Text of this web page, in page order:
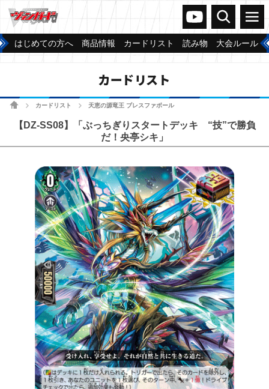
ヴァンガードch
検索 メニュー
はじめての方へ 商品情報 カードリスト 読み物 大会ルール
カードリスト
ホームカードリスト 天恵の源竜王 ブレスファボール
【DZ-SS08】「ぶっちぎりスタートデッキ “技”で勝負
だ！央亭シキ」